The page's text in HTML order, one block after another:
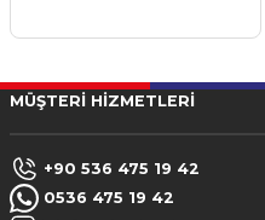
MÜŞTERİ HİZMETLERİ
+90 536 475 19 42
0536 475 19 42